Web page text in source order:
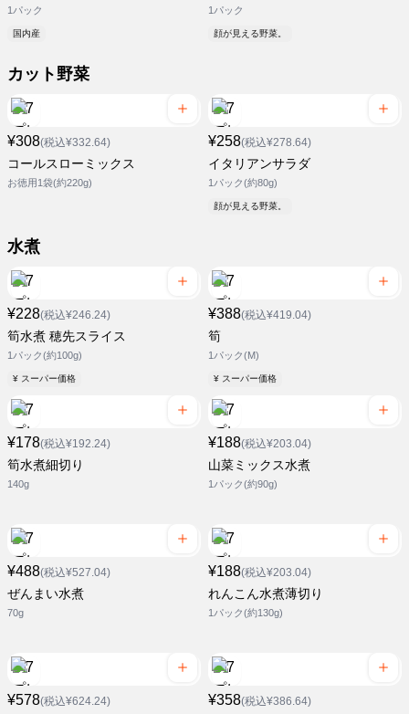
1パック
国内産
1パック
顔が見える野菜。
カット野菜
¥308(税込¥332.64)
コールスローミックス
お徳用1袋(約220g)
¥258(税込¥278.64)
イタリアンサラダ
1パック(約80g)
顔が見える野菜。
水煮
¥228(税込¥246.24)
筍水煮 穂先スライス
1パック(約100g)
¥ スーパー価格
¥388(税込¥419.04)
筍
1パック(M)
¥ スーパー価格
¥178(税込¥192.24)
筍水煮細切り
140g
¥188(税込¥203.04)
山菜ミックス水煮
1パック(約90g)
¥488(税込¥527.04)
ぜんまい水煮
70g
¥188(税込¥203.04)
れんこん水煮薄切り
1パック(約130g)
¥578(税込¥624.24) ¥358(税込¥386.64)